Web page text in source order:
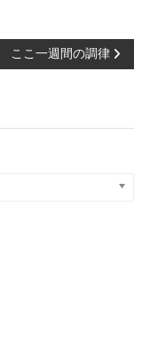
ここ一週間の調律